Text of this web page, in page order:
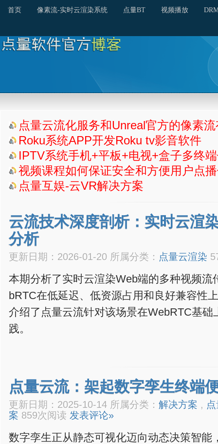
首页 像素流-实时云渲染系统 点量BT 视频播放
点量云流化服务和Unreal官方的像素
Roku系统APP开发Roku tv影音软件
IPTV系统手机+平板+电视+盒子多终
视频课程如何保证安全和方便用户点
点量互娱-云VR解决方案
云流技术深度剖析：实时云渲
分析
更新日期：2026-01-20 所属分类： 点量云渲染
本期分析了实时云渲染Web端的多种视频流
bRTC在低延迟、低资源占用和良好兼容性
介绍了点量云流针对该场景在WebRTC基础
践。
点量云流：架起数字孪生终端
更新日期：2025-10-14 所属分类： 解决方案 ,
案 859次阅读 发表评论»
数字孪生正从静态可视化迈向动态决策智能